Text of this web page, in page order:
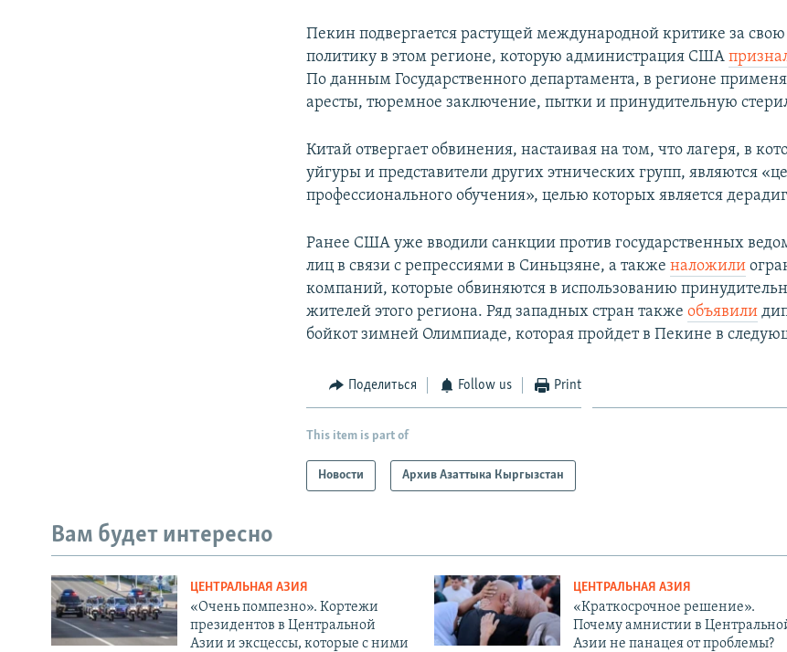
Пекин подвергается растущей международной критике за
политику в этом регионе, которую администрация США
По данным Государственного департамента, в регионе
аресты, тюремное заключение, пытки и принудительную
Китай отвергает обвинения, настаивая на том, что лагеря, в
уйгуры и представители других этнических групп, являются
профессионального обучения», целью которых является
Ранее США уже вводили санкции против государственных
лиц в связи с репрессиями в Синьцзяне, а такженаложили
компаний, которые обвиняются в использованию
жителей этого региона. Ряд западных стран такжеобъявили
бойкот зимней Олимпиаде, которая пройдет в Пекине в
Поделиться Follow us Print
This item is part of
Новости Архив Азаттыка Кыргызстан
Вам будет интересно
ЦЕНТРАЛЬНАЯ АЗИЯ
«Очень помпезно». Кортежи
президентов в Центральной
Азии и эксцессы, которые с ними
ЦЕНТРАЛЬНАЯ АЗИЯ
«Краткосрочное решение».
Почему амнистии в
Азии не панацея от проблемы?